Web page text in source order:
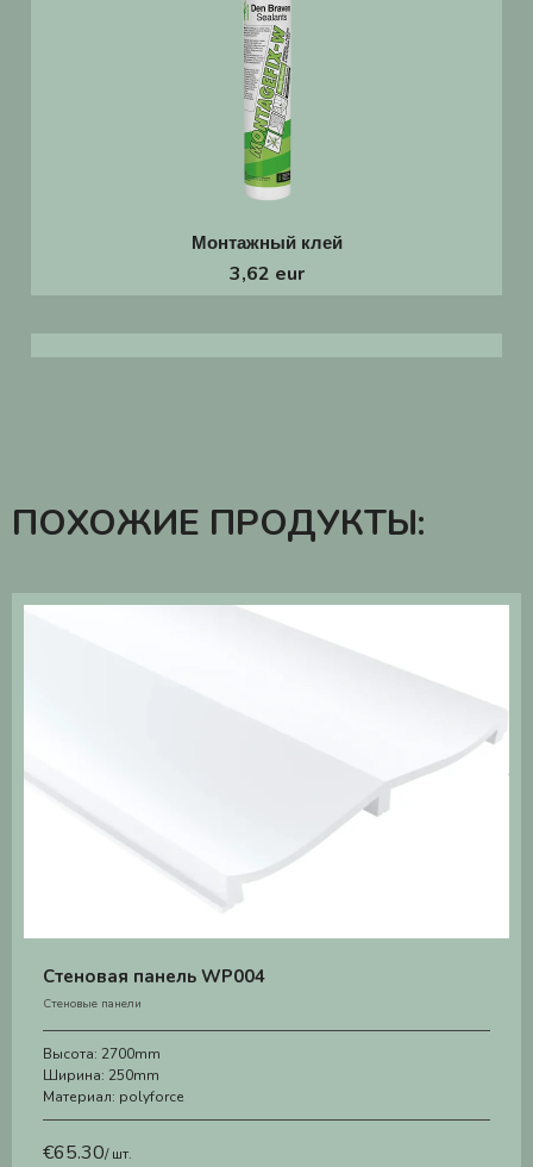
Монтажный клей
3,62 eur
ПОХОЖИЕ ПРОДУКТЫ:
Стеновая панель WP004
Стеновые панели
Высота: 2700mm
Ширина: 250mm
Материал: polyforce
€65.30/ шт.